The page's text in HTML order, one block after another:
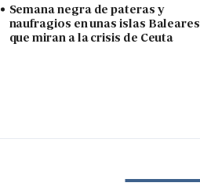
Semana negra de pateras y
naufragios en unas islas Baleares
que miran a la crisis de Ceuta